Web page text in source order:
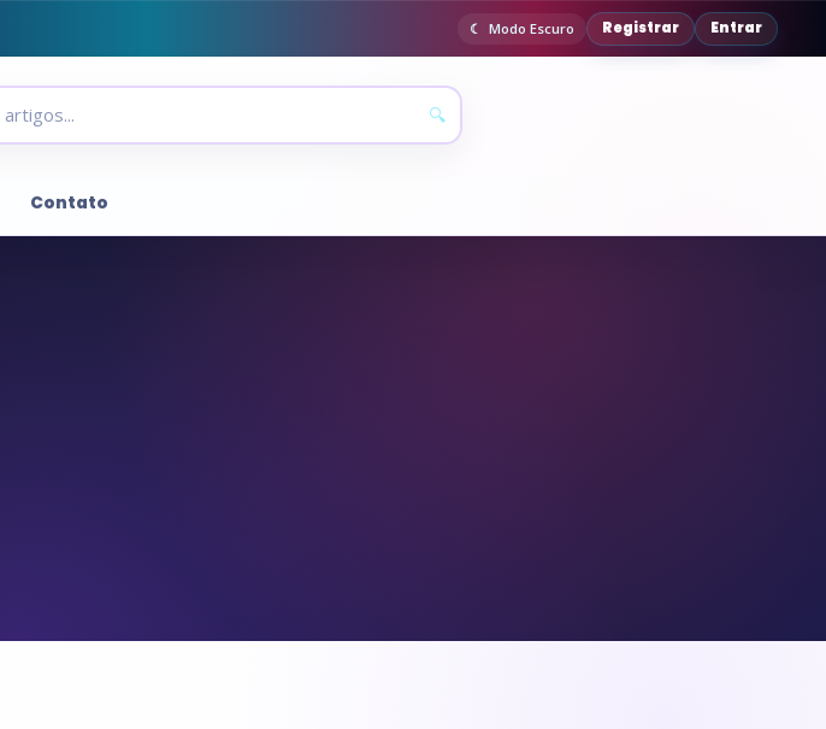
Modo Escuro Registrar Entrar
🔍
Contato